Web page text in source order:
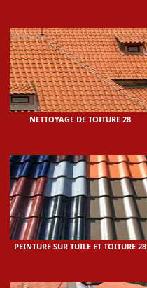
NETTOYAGE DE TOITURE 28
PEINTURE SUR TUILE ET TOITURE 28